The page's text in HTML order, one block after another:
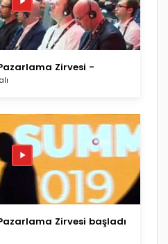
Zirvesi -
Zirvesi başladı